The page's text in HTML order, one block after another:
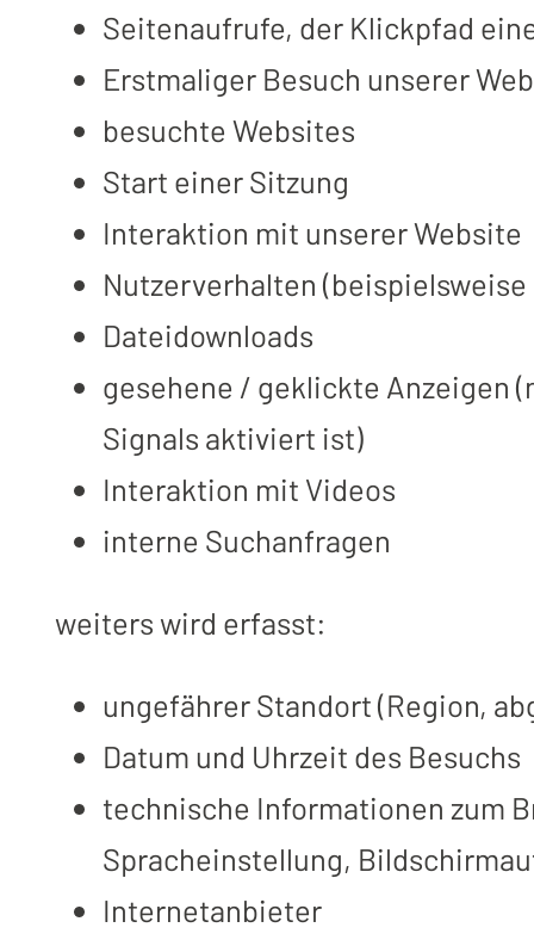
Seitenaufrufe, der Klickpfad
Erstmaliger Besuch unserer
besuchte Websites
Start einer Sitzung
Interaktion mit unserer Website
Nutzerverhalten
Dateidownloads
gesehene / geklickte Anzeigen
Signals aktiviert ist)
Interaktion mit Videos
interne Suchanfragen
weiters wird erfasst:
ungefährer Standort (Region,
Datum und Uhrzeit des Besuchs
technische Informationen zum
Spracheinstellung,
Internetanbieter